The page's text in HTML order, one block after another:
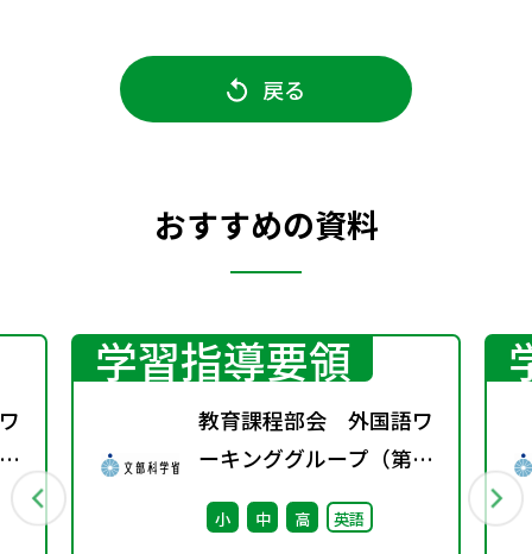
戻る
おすすめの資料
学習指導要領
教育課程部会 外国語ワ
ーキンググループ（第13
回） 配付資料
小 中 高 英語